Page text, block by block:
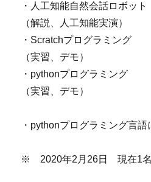
・人工知能自然会話ロボット
（解説、人工知能実演）
・Scratchプログラミング
（実習、デモ）
・pythonプログラミング
（実習、デモ）
・pythonプログラミング言語
※ 2020年2月26日 現在1名